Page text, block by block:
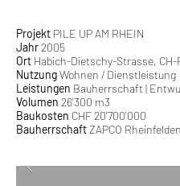
Projekt PILE UP AM RHEIN
Jahr 2005
Ort Habich-Dietschy-Strasse, CH-
NutzungWohnen / Dienstleistung
Leistungen Bauherrschaft |
Volumen 26'300 m3
Baukosten CHF 20'700'000
BauherrschaftZAPCO